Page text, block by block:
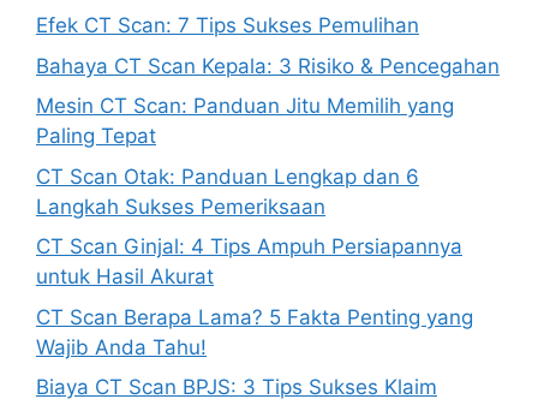
Efek CT Scan: 7 Tips Sukses Pemulihan
Bahaya CT Scan Kepala: 3 Risiko & Pencegahan
Mesin CT Scan: Panduan Jitu Memilih yang
Paling Tepat
CT Scan Otak: Panduan Lengkap dan 6
Langkah Sukses Pemeriksaan
CT Scan Ginjal: 4 Tips Ampuh Persiapannya
untuk Hasil Akurat
CT Scan Berapa Lama? 5 Fakta Penting yang
Wajib Anda Tahu!
Biaya CT Scan BPJS: 3 Tips Sukses Klaim